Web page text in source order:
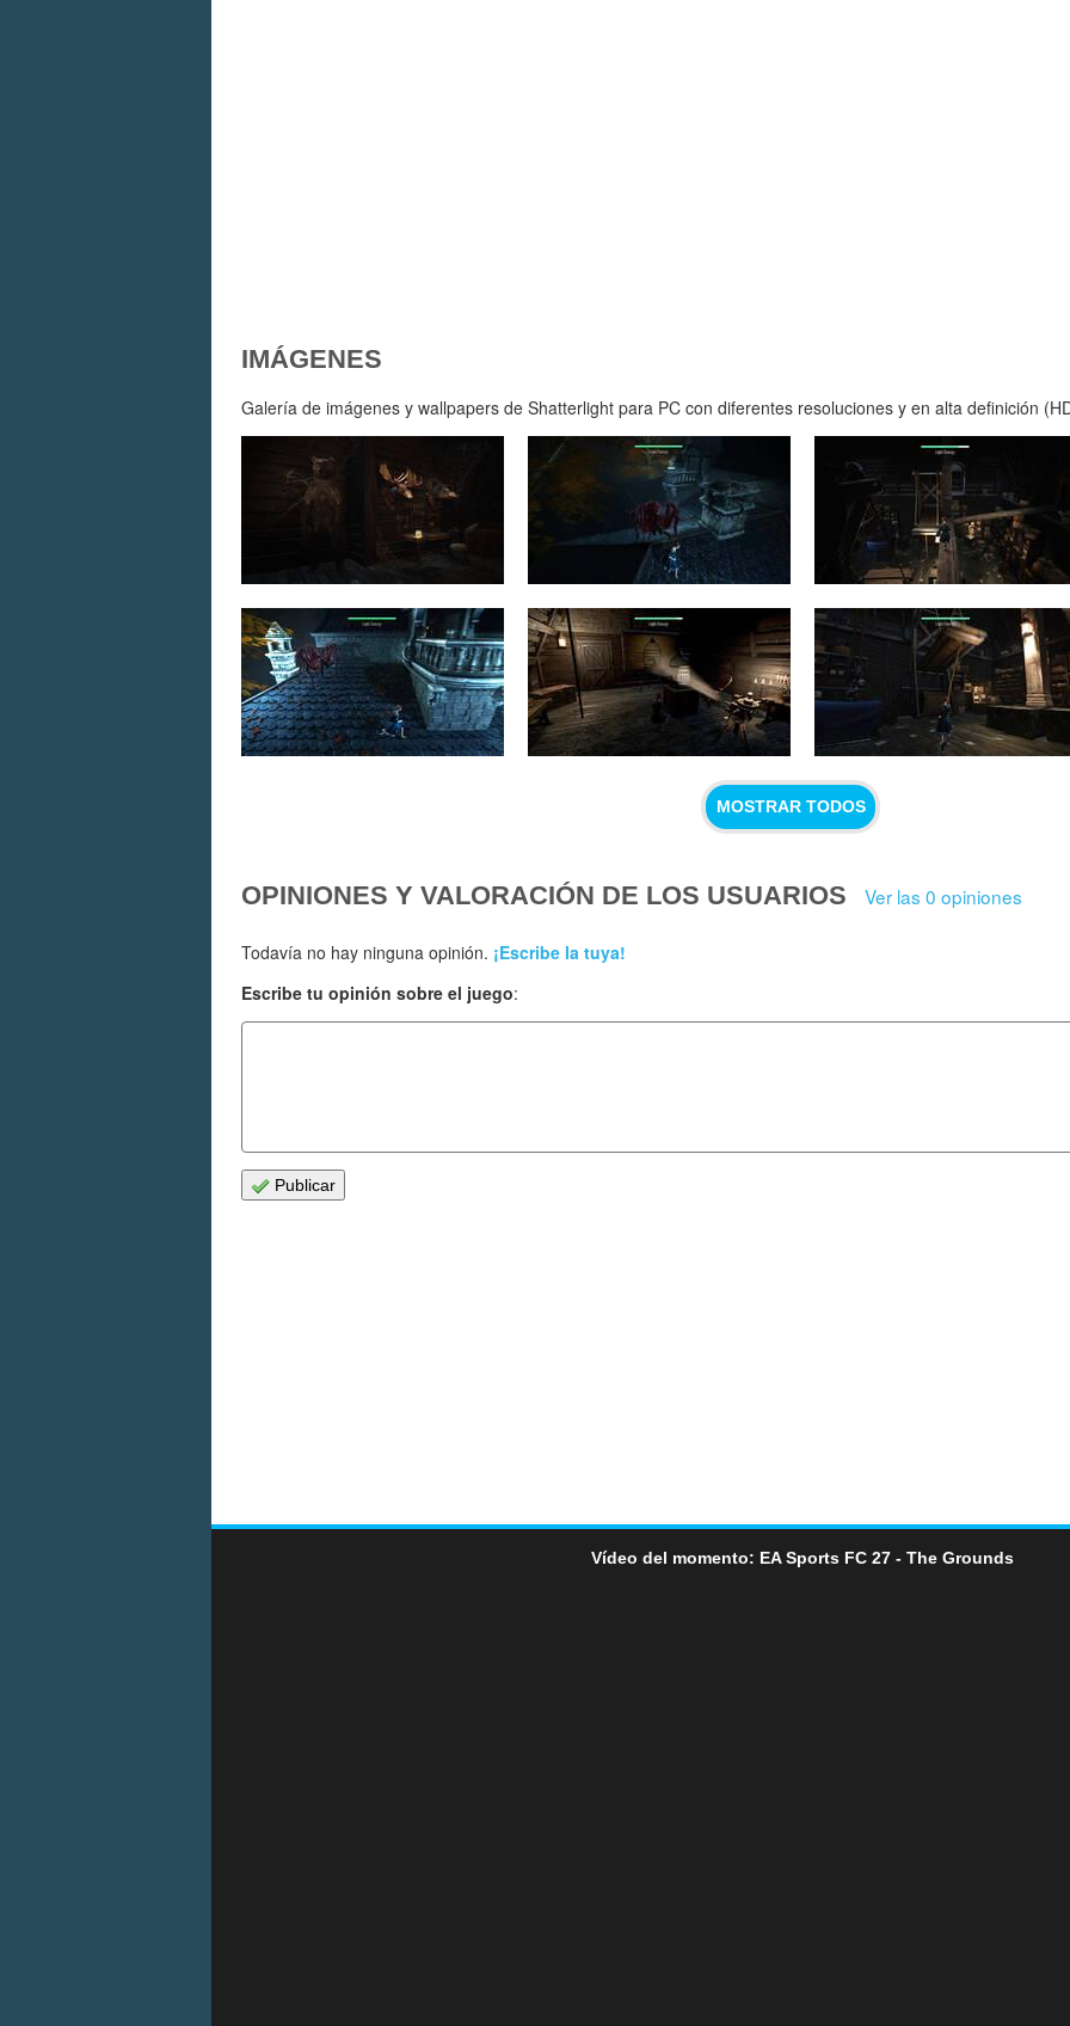
IMÁGENES
Galería de imágenes y wallpapers de Shatterlight para PC con diferentes resoluciones y en alta definición
MOSTRAR TODOS
OPINIONES Y VALORACIÓN DE LOS USUARIOS Ver las 0 opiniones
Todavía no hay ninguna opinión. ¡Escribe la tuya!
Escribe tu opinión sobre el juego:
Publicar
Vídeo del momento: EA Sports FC 27 - The Grounds